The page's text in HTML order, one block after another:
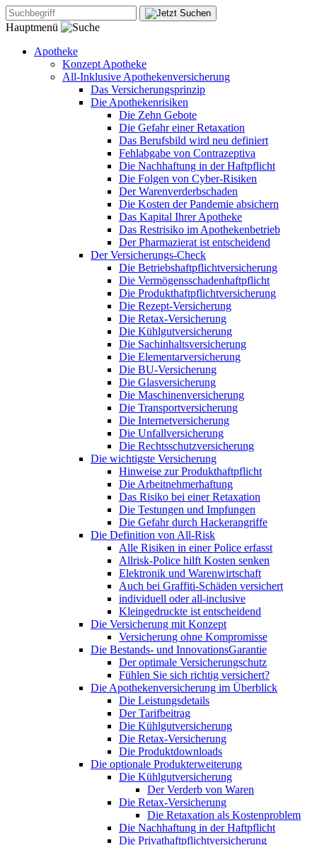
Hauptmenü
Apotheke
Konzept Apotheke
All-Inklusive Apothekenversicherung
Das Versicherungsprinzip
Die Apothekenrisiken
Die Zehn Gebote
Die Gefahr einer Retaxation
Das Berufsbild wird neu definiert
Fehlabgabe von Contrazeptiva
Die Nachhaftung in der Haftpflicht
Die Folgen von Cyber-Risiken
Der Warenverderbschaden
Die Kosten der Pandemie absichern
Das Kapital Ihrer Apotheke
Das Restrisiko im Apothekenbetrieb
Der Pharmazierat ist entscheidend
Der Versicherungs-Check
Die Betriebshaftpflichtversicherung
Die Vermögensschadenhaftpflicht
Die Produkthaftpflichtversicherung
Die Rezept-Versicherung
Die Retax-Versicherung
Die Kühlgutversicherung
Die Sachinhaltsversicherung
Die Elementarversicherung
Die BU-Versicherung
Die Glasversicherung
Die Maschinenversicherung
Die Transportversicherung
Die Internetversicherung
Die Unfallversicherung
Die Rechtsschutzversicherung
Die wichtigste Versicherung
Hinweise zur Produkthaftpflicht
Die Arbeitnehmerhaftung
Das Risiko bei einer Retaxation
Die Testungen und Impfungen
Die Gefahr durch Hackerangriffe
Die Definition von All-Risk
Alle Risiken in einer Police erfasst
Allrisk-Police hilft Kosten senken
Elektronik und Warenwirtschaft
Auch bei Graffiti-Schäden versichert
individuell oder all-inclusive
Kleingedruckte ist entscheidend
Die Versicherung mit Konzept
Versicherung ohne Kompromisse
Die Bestands- und InnovationsGarantie
Der optimale Versicherungschutz
Fühlen Sie sich richtig versichert?
Die Apothekenversicherung im Überblick
Die Leistungsdetails
Der Tarifbeitrag
Die Kühlgutversicherung
Die Retax-Versicherung
Die Produktdownloads
Die optionale Produkterweiterung
Die Kühlgutversicherung
Der Verderb von Waren
Die Retax-Versicherung
Die Retaxation als Kostenproblem
Die Nachhaftung in der Haftpflicht
Die Privathaftpflichtversicherung